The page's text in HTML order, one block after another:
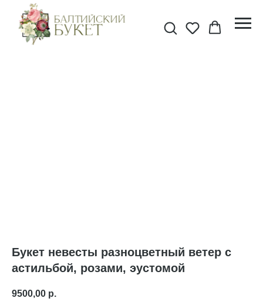
Букет невесты разноцветный ветер с
астильбой, розами, эустомой
9500,00 р.